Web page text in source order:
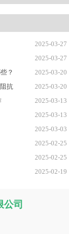
2025-03-27
2025-03-27
2025-03-20
？
2025-03-20
抗
2025-03-13
2025-03-13
2025-03-03
2025-02-25
2025-02-25
2025-02-19
公司